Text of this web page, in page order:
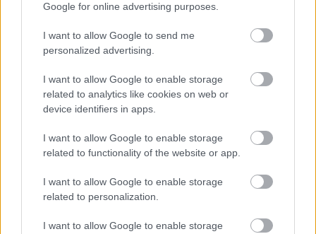
Google for online advertising purposes.
I want to allow Google to send me
personalized advertising.
I want to allow Google to enable storage
related to analytics like cookies on web or
device identifiers in apps.
I want to allow Google to enable storage
related to functionality of the website or app.
I want to allow Google to enable storage
related to personalization.
I want to allow Google to enable storage
Μύκονος
Οι ωραιότερες απομονωμένες παραλίες της Μυκόνου!
Δε θα πάτε στη Μύκονο αν θέλετε να περάσετε τις πιο ήρεμες διακοπές της...